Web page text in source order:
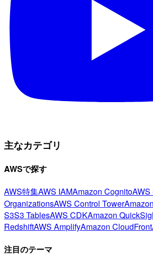
主なカテゴリ
AWSで探す
AWS特集AWS IAMAmazon CognitoAWS
OrganizationsAWS Control Tower
S3S3 TablesAWS CDKAmazon
RedshiftAWS AmplifyAmazon CloudFront
注目のテーマ